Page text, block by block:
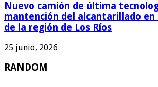
Nuevo camión de última
mantención del alcantarillado en
de la región de Los Ríos
25 junio, 2026
RANDOM